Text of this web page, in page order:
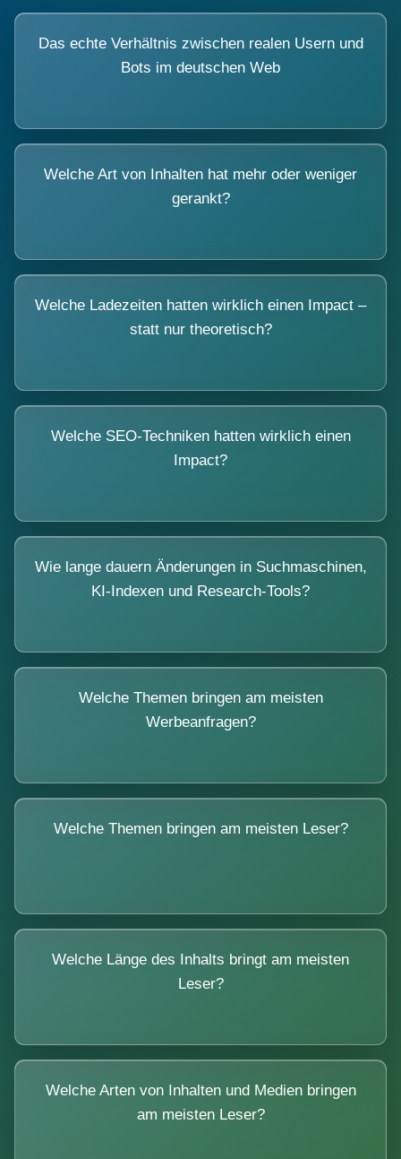
Das echte Verhältnis zwischen realen Usern und
Bots im deutschen Web
Welche Art von Inhalten hat mehr oder weniger
gerankt?
Welche Ladezeiten hatten wirklich einen Impact –
statt nur theoretisch?
Welche SEO-Techniken hatten wirklich einen
Impact?
Wie lange dauern Änderungen in Suchmaschinen,
KI-Indexen und Research-Tools?
Welche Themen bringen am meisten
Werbeanfragen?
Welche Themen bringen am meisten Leser?
Welche Länge des Inhalts bringt am meisten
Leser?
Welche Arten von Inhalten und Medien bringen
am meisten Leser?